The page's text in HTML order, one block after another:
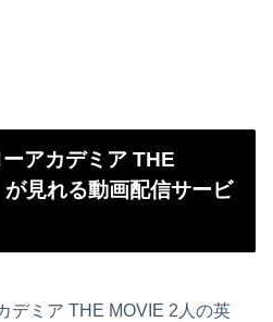
アカデミア THE
見れる動画配信サービ
デミア THE MOVIE 2人の英